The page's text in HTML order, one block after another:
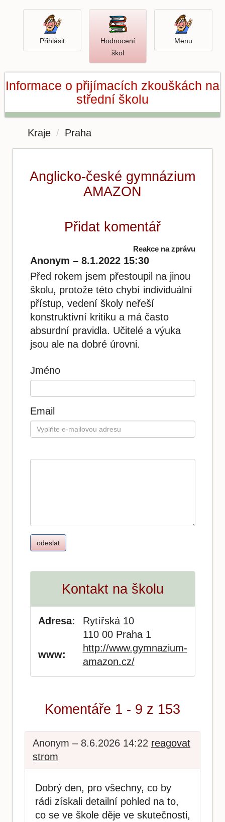
Menu
Hodnocení
školOtevři
hodnocení
PřihlásitPřihlásit
Informace o přijímacích zkouškách na
střední školu
Kraje Praha
Anglicko-české gymnázium
AMAZON
Přidat komentář
Reakce na zprávu
Anonym – 8.1.2022 15:30
Před rokem jsem přestoupil na jinou
školu, protože této chybí individuální
přístup, vedení školy neřeší
konstruktivní kritiku a má často
absurdní pravidla. Učitelé a výuka
jsou ale na dobré úrovni.
Jméno
Email
Kontakt na školu
Adresa:
Rytířská 10
110 00 Praha 1
www:
http://www.gymnazium-
amazon.cz/
Komentáře 1 - 9 z 153
Anonym – 8.6.2026 14:22 reagovat
strom
Dobrý den, pro všechny, co by
rádi získali detailní pohled na to,
co se ve škole děje ve skutečnosti,